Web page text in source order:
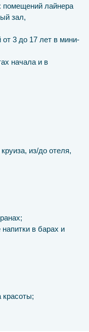
помещений лайнера
зал,
от 3 до 17 лет в мини-
начала и в
из/до отеля,
в барах и
красоты;